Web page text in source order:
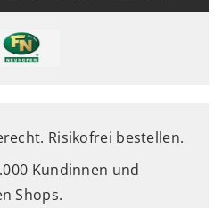
Risikofrei bestellen.
Kundinnen und
Shops.